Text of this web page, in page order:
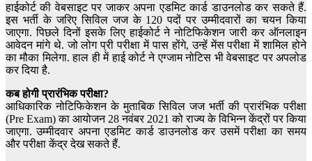
हाईकोर्ट की वेबसाइट पर जाकर अपना एडमिट कार्ड डाउनलोड कर सकते हैं.
इस भर्ती के जरिए सिविल जज के 120 पदों पर उम्मीदवारों का चयन किया
जाएगा. पिछले दिनों इसके लिए हाईकोर्ट ने नोटिफिकेशन जारी कर ऑनलाइन
आवेदन मांगे थे. जो लोग प्री परीक्षा में पास होंगे, उन्हें मेंस परीक्षा में शामिल होने
का मौका मिलेगा. हाल ही में हाई कोर्ट ने एग्जाम नोटिस भी वेबसाइट पर अपलोड
कर दिया है.
कब होगी प्रारंभिक परीक्षा?
आधिकारिक नोटिफिकेशन के मुताबिक सिविल जज भर्ती की प्रारंभिक परीक्षा
(Pre Exam) का आयोजन 28 नवंबर 2021 को राज्य के विभिन्न केंद्रों पर किया
जाएगा. उम्मीदवार अपना एडमिट कार्ड डाउनलोड कर उसमें परीक्षा का समय
और परीक्षा केंद्र देख सकते हैं.